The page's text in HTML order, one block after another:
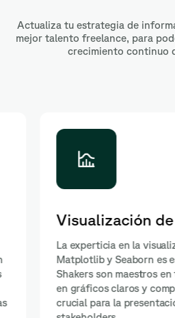
Actualiza tu estrategia de
mejor talento freelance, para
crecimiento continuo
Visualización de
La experticia en la visualización
Matplotlib y Seaborn es
Shakers son maestros en
en gráficos claros y
crucial para la presentación